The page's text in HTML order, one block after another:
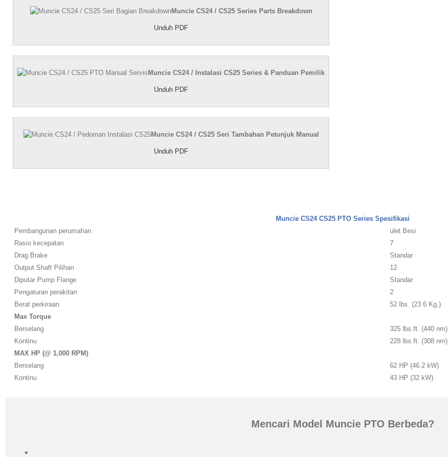
Muncie CS24 / CS25 Series Parts Breakdown
Unduh PDF
Muncie CS24 / Instalasi CS25 Series & Panduan Pemilik
Unduh PDF
Muncie CS24 / CS25 Seri Tambahan Petunjuk Manual
Unduh PDF
Muncie CS24 CS25 PTO Series Spesifikasi
Pembangunan perumahan
ulet Besi
Rasio kecepatan
7
Drag Brake
Standar
Output Shaft Pilihan
12
Diputar Pump Flange
Standar
Pengaturan perakitan
2
Berat perkiraan
52 lbs. (23.6 Kg.)
Max Torque
Berselang
325 lbs.ft. (440 nm)
Kontinu
228 lbs.ft. (308 nm)
MAX HP (@ 1,000 RPM)
Berselang
62 HP (46.2 kW)
Kontinu
43 HP (32 kW)
Mencari Model Muncie PTO Berbeda?